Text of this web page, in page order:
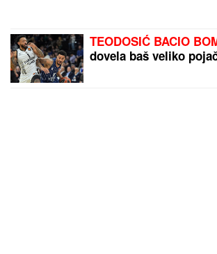
TEODOSIĆ BACIO
dovela baš veliko